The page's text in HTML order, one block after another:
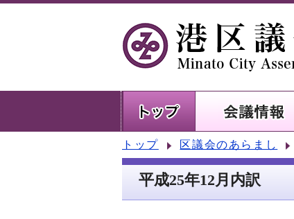
トップ 区議会のあらまし
平成25年12月内訳